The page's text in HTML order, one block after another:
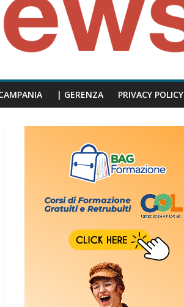
| GERENZA PRIVACY POLICY